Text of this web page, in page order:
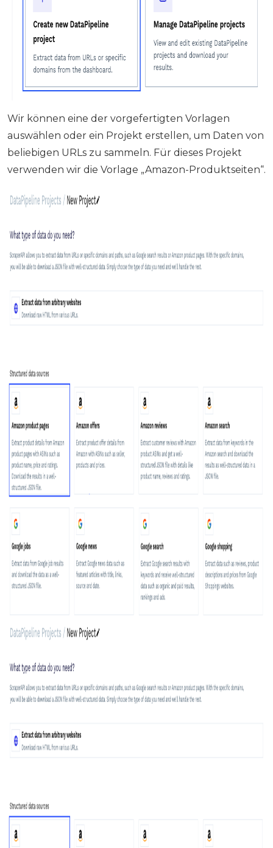
Wir können eine der vorgefertigten Vorlagen
auswählen oder ein Projekt erstellen, um Daten von
beliebigen URLs zu sammeln. Für dieses Projekt
verwenden wir die Vorlage „Amazon-Produktseiten“.